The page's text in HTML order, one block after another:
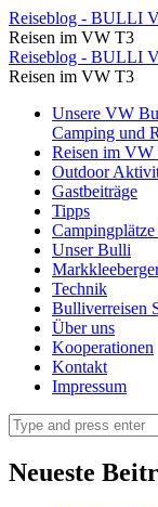
Château
Fort
auf
Golf
von
Porto
Reiseblog
BULLI
VERREISEN
Reiseblog - BULLI
Reisen im VW T3
Château
Fort
auf
den
Golf
von
Porto
Reiseblog
BULLI
VERREISEN
Reiseblog - BULLI
Reisen im VW T3
Skip
content
Unsere VW
Camping und
Reisen im VW
Outdoor
Gastbeiträge
Tipps
Unser Bulli
Technik
Bulliverreisen
Über uns
Kooperationen
Kontakt
Impressum
Search
Neueste